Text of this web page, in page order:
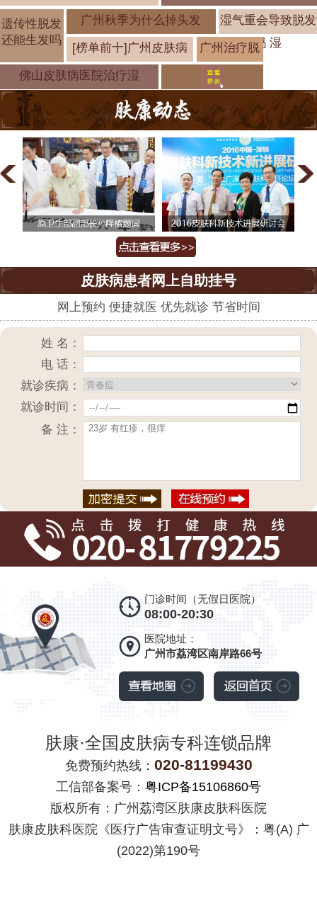
遗传性脱发
还能生发吗
广州秋季为什么掉头发
湿气重会导致脱发
吗 湿
[榜单前十]广州皮肤病
疗
广州治疗脱
发的医院有
佛山皮肤病医院治疗湿
皮肤病患者网上自助挂号
网上预约 便捷就医 优先就诊 节省时间
姓 名：
电 话：
就诊疾病：
就诊时间：
备 注：
门诊时间（无假日医院）
08:00-20:30
医院地址：
广州市荔湾区南岸路66号
肤康·全国皮肤病专科连锁品牌
免费预约热线： 020-81199430
工信部备案号： 粤ICP备15106860号
版权所有：广州荔湾区肤康皮肤科医院
肤康皮肤科医院《医疗广告审查证明文号》：粤(A) 广
(2022)第190号